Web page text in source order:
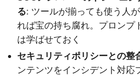
る: ツールが揃っても使う人
れば宝の持ち腐れ。プロンプ
は学ばせておく
セキュリティポリシーとの整
ンテンツをインシデント対応